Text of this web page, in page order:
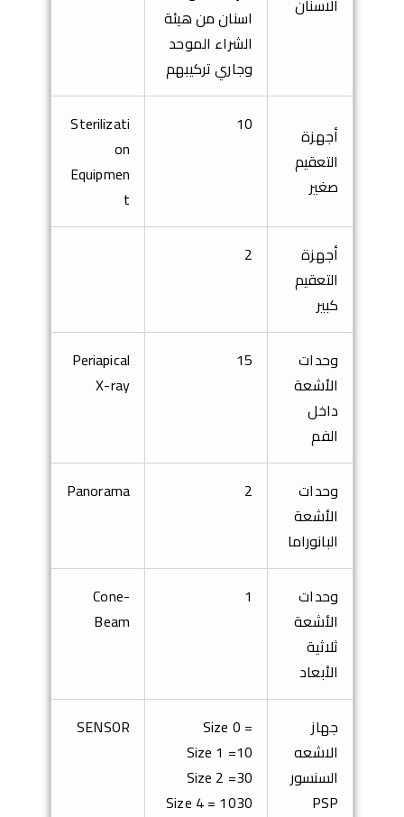
اسنانمن هيئة
الشراء الموحد
وجاري تركيبهم
أجهزة
التعقيم
صغير
10
Sterilizati
on
Equipmen
t
أجهزة
التعقيم
كبير
2
وحدات
الأشعة
داخل
الفم
15
Periapical
X-ray
وحدات
الأشعة
البانوراما
2
Panorama
وحدات
الأشعة
ثلاثية
الأبعاد
1
Cone-
Beam
جهاز
الاشعه
السنسور
PSP
Size 0 =
10
Size 1 =
30
Size 2 =
30
Size 4 = 10
SENSOR